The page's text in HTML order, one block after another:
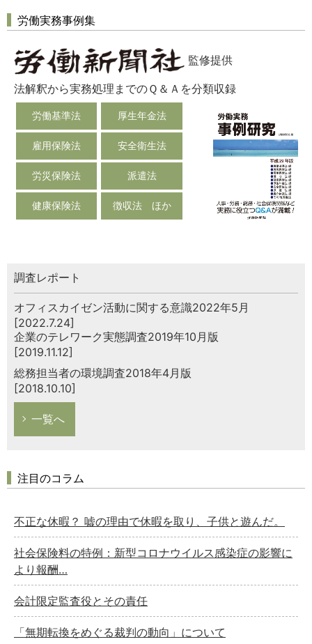
労働実務事例集
監修提供
法解釈から実務処理までのＱ＆Ａを分類収録
労働基準法 厚生年金法
雇用保険法 安全衛生法
労災保険法 派遣法
健康保険法 徴収法 ほか
調査レポート
オフィスカイゼン活動に関する意識2022年5月
[2022.7.24]
企業のテレワーク実態調査2019年10月版
[2019.11.12]
総務担当者の環境調査2018年4月版
[2018.10.10]
一覧へ
注目のコラム
不正な休暇？ 嘘の理由で休暇を取り、子供と遊んだ。
社会保険料の特例：新型コロナウイルス感染症の影響に
より報酬…
会計限定監査役とその責任
「無期転換をめぐる裁判の動向」について